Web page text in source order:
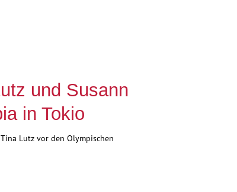
und Susann
in Tokio
Lutz vor den Olympischen